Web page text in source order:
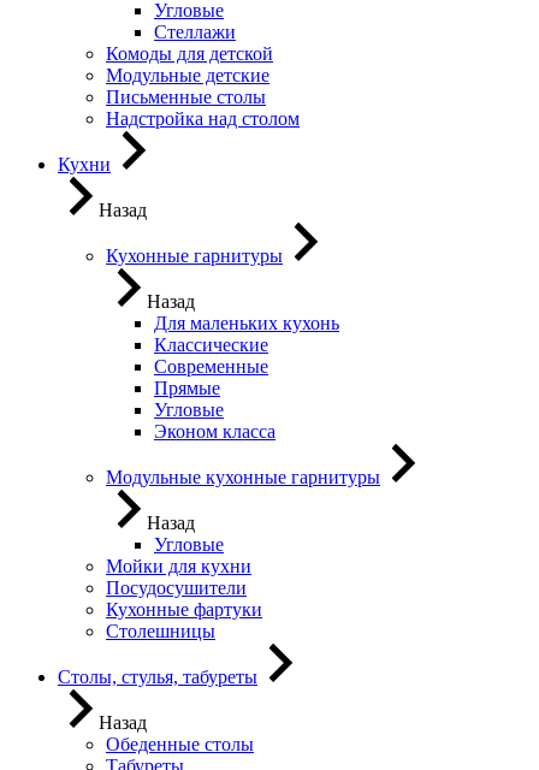
Угловые
Стеллажи
Комоды для детской
Модульные детские
Письменные столы
Надстройка над столом
Кухни
Назад
Кухонные гарнитуры
Назад
Для маленьких кухонь
Классические
Современные
Прямые
Угловые
Эконом класса
Модульные кухонные гарнитуры
Назад
Угловые
Мойки для кухни
Посудосушители
Кухонные фартуки
Столешницы
Столы, стулья, табуреты
Назад
Обеденные столы
Табуреты